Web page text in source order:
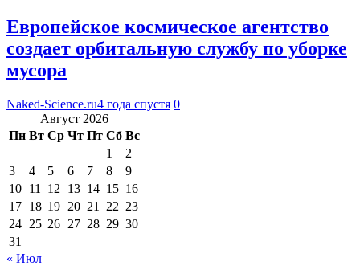
Европейское космическое агентство
создает орбитальную службу по уборке
мусора
Naked-Science.ru4 года спустя 0
Август 2026
Пн Вт Ср Чт Пт Сб Вс
1
2
3
4 5 6 7 8
9
10 11 12 13 14 15 16
17 18 19 20 21 22 23
24 25 26 27 28 29 30
31
« Июл